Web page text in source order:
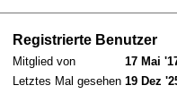
Registrierte Benutzer
Mitglied von
17 Mai
Letztes Mal gesehen 19 Dez